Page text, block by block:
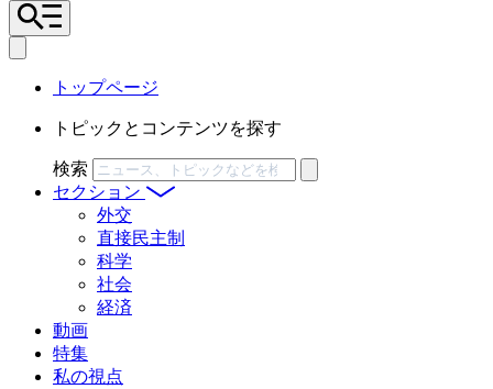
トップページ
トピックとコンテンツを探す
検索
セクション
外交
直接民主制
科学
社会
経済
動画
特集
私の視点